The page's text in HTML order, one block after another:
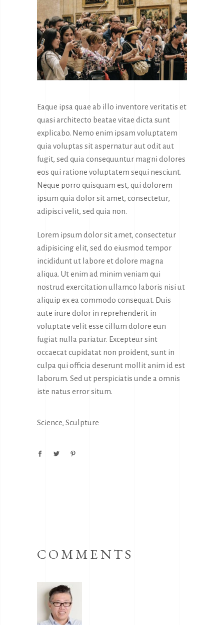
Eaque ipsa quae ab illo inventore veritatis et
quasi architecto beatae vitae dicta sunt
explicabo. Nemo enim ipsam voluptatem
quia voluptas sit aspernatur aut odit aut
fugit, sed quia consequuntur magni dolores
eos qui ratione voluptatem sequi nesciunt.
Neque porro quisquam est, qui dolorem
ipsum quia dolor sit amet, consectetur,
adipisci velit, sed quia non.
Lorem ipsum dolor sit amet, consectetur
adipisicing elit, sed do eiusmod tempor
incididunt ut labore et dolore magna
aliqua. Ut enim ad minim veniam qui
nostrud exercitation ullamco laboris nisi ut
aliquip ex ea commodo consequat. Duis
aute irure dolor in reprehenderit in
voluptate velit esse cillum dolore eun
fugiat nulla pariatur. Excepteur sint
occaecat cupidatat non proident, sunt in
culpa qui officia deserunt mollit anim id est
laborum. Sed ut perspiciatis unde a omnis
iste natus error situm.
Science, Sculpture
COMMENTS